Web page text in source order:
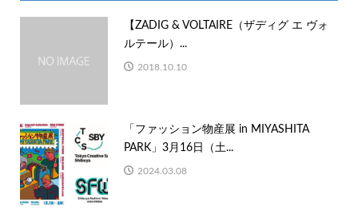
【ZADIG & VOLTAIRE（ザディグ エ ヴォ
ルテール）...
2018.10.10
「ファッション物産展 in MIYASHITA
PARK」3月16日（土...
2024.03.08